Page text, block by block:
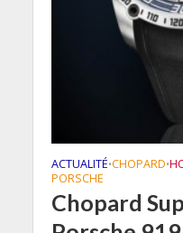
ACTUALITÉ•CHOPARD•
PORSCHE
Chopard